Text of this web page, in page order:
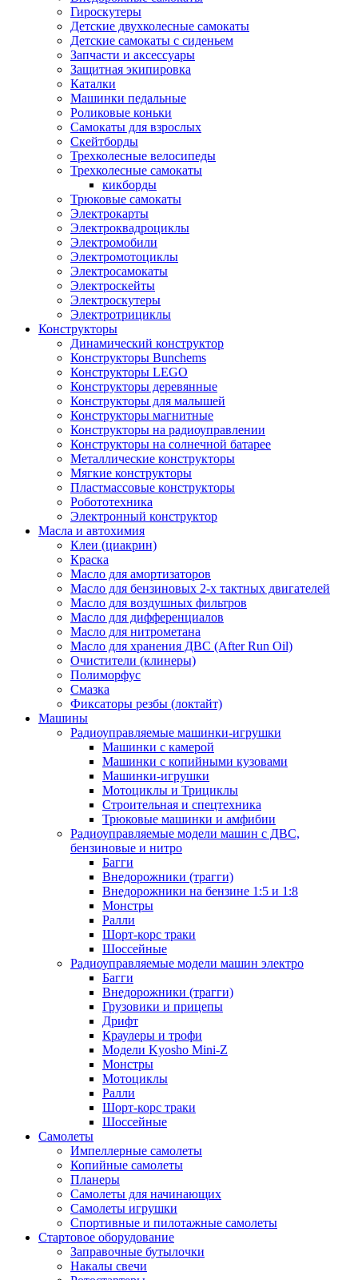
Гироскутеры
Детские двухколесные самокаты
Детские самокаты с сиденьем
Запчасти и аксессуары
Защитная экипировка
Каталки
Машинки педальные
Роликовые коньки
Самокаты для взрослых
Скейтборды
Трехколесные велосипеды
Трехколесные самокаты
кикборды
Трюковые самокаты
Электрокарты
Электроквадроциклы
Электромобили
Электромотоциклы
Электросамокаты
Электроскейты
Электроскутеры
Электротрициклы
Конструкторы
Динамический конструктор
Конструкторы Bunchems
Конструкторы LEGO
Конструкторы деревянные
Конструкторы для малышей
Конструкторы магнитные
Конструкторы на радиоуправлении
Конструкторы на солнечной батарее
Металлические конструкторы
Мягкие конструкторы
Пластмассовые конструкторы
Робототехника
Электронный конструктор
Масла и автохимия
Клеи (циакрин)
Краска
Масло для амортизаторов
Масло для бензиновых 2-х тактных двигателей
Масло для воздушных фильтров
Масло для дифференциалов
Масло для нитрометана
Масло для хранения ДВС (After Run Oil)
Очистители (клинеры)
Полиморфус
Смазка
Фиксаторы резбы (локтайт)
Машины
Радиоуправляемые машинки-игрушки
Машинки с камерой
Машинки с копийными кузовами
Машинки-игрушки
Мотоциклы и Трициклы
Строительная и спецтехника
Трюковые машинки и амфибии
Радиоуправляемые модели машин с ДВС,
бензиновые и нитро
Багги
Внедорожники (трагги)
Внедорожники на бензине 1:5 и 1:8
Монстры
Ралли
Шорт-корс траки
Шоссейные
Радиоуправляемые модели машин электро
Багги
Внедорожники (трагги)
Грузовики и прицепы
Дрифт
Краулеры и трофи
Модели Kyosho Mini-Z
Монстры
Мотоциклы
Ралли
Шорт-корс траки
Шоссейные
Самолеты
Импеллерные самолеты
Копийные самолеты
Планеры
Самолеты для начинающих
Самолеты игрушки
Спортивные и пилотажные самолеты
Стартовое оборудование
Заправочные бутылочки
Накалы свечи